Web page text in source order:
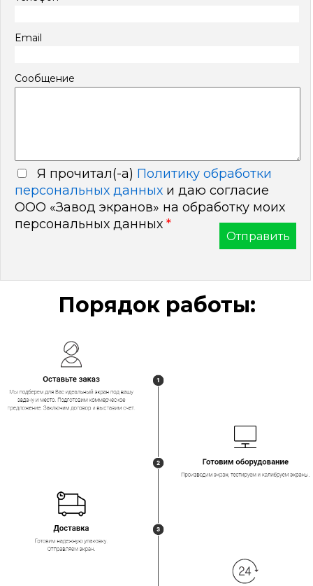
Email
Сообщение
Я прочитал(-а) Политику обработки
персональных данных и даю согласие
ООО «Завод экранов» на обработку моих
персональных данных *
Порядок работы: